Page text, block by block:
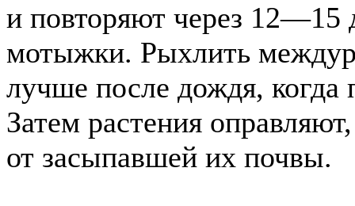
и повторяют через 12—15
мотыжки. Рыхлить
лучше после дождя, когда
Затем растения
от засыпавшей их почвы.